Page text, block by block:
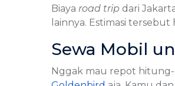
Biaya road trip dari
lainnya. Estimasi
Sewa Mobil
Nggak mau repot hitung-